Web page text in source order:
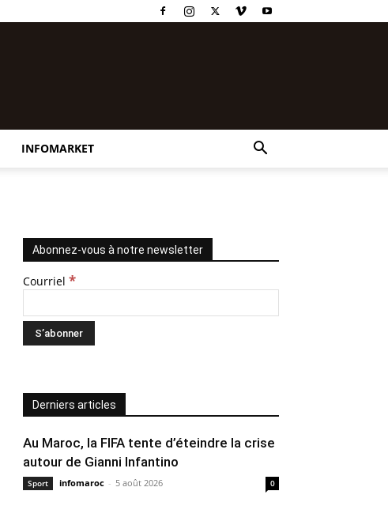
INFOMARKET
Abonnez-vous à notre newsletter
Courriel *
Derniers articles
Au Maroc, la FIFA tente d’éteindre la crise
autour de Gianni Infantino
Sport infomaroc - 5 août 2026 0